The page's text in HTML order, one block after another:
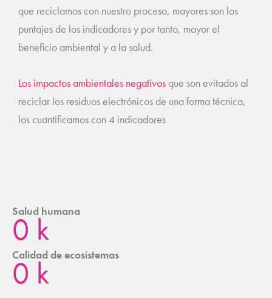
que reciclamos con nuestro proceso, mayores son los
puntajes de los indicadores y por tanto, mayor el
beneficio ambiental y a la salud.
Los impactos ambientales negativosque son evitados al
reciclar los residuos electrónicos de una forma técnica,
los cuantificamos con 4 indicadores
Salud humana
0 k
Calidad de ecosistemas
0 k